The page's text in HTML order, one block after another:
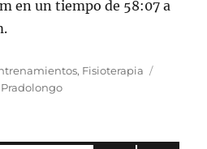
en un tiempo de 58:07 a
, Fisioterapia
Pradolongo